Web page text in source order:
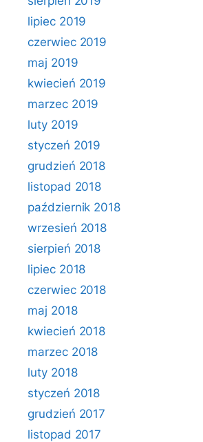
lipiec 2019
czerwiec 2019
maj 2019
kwiecień 2019
marzec 2019
luty 2019
styczeń 2019
grudzień 2018
listopad 2018
październik 2018
wrzesień 2018
sierpień 2018
lipiec 2018
czerwiec 2018
maj 2018
kwiecień 2018
marzec 2018
luty 2018
styczeń 2018
grudzień 2017
listopad 2017